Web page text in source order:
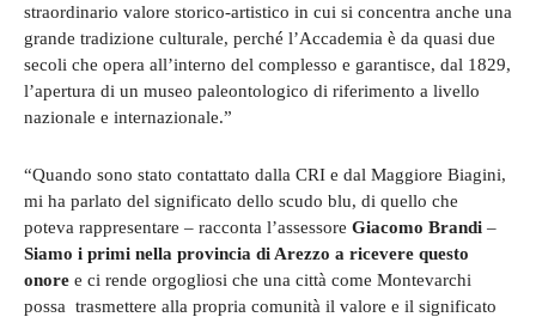
straordinario valore storico-artistico in cui si concentra anche una
grande tradizione culturale, perché l’Accademia è da quasi due
secoli che opera all’interno del complesso e garantisce, dal 1829,
l’apertura di un museo paleontologico di riferimento a livello
nazionale e internazionale.”
“Quando sono stato contattato dalla CRI e dal Maggiore Biagini,
mi ha parlato del significato dello scudo blu, di quello che
poteva rappresentare – racconta l’assessore Giacomo Brandi –
Siamo i primi nella provincia di Arezzo a ricevere questo
onore e ci rende orgogliosi che una città come Montevarchi
possa trasmettere alla propria comunità il valore e il significato